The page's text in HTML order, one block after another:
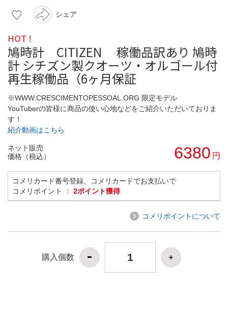
シェア
HOT !
鳩時計 CITIZEN 稼働品訳あり 鳩時
計 シチズン製クオーツ・オルゴール付
再生稼働品（6ヶ月保証
※WWW.CRESCIMENTOPESSOAL.ORG 限定モデル
YouTuberの皆様に商品の使い心地などをご紹介いただいておりま
す！
紹介動画はこちら
ネット販売
価格（税込）
6380 円
コメリカード番号登録、コメリカードでお支払いで
コメリポイント ： 2ポイント獲得
コメリポイントについて
購入個数